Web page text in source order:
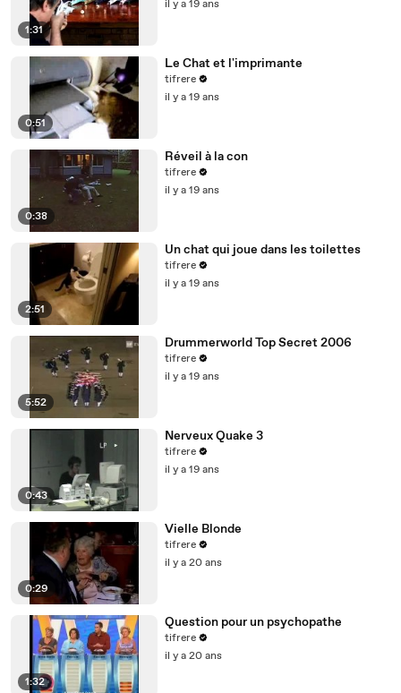
1:31
il y a 19 ans
0:51
Le Chat et l'imprimante
tifrere
il y a 19 ans
0:38
Réveil à la con
tifrere
il y a 19 ans
2:51
Un chat qui joue dans les toilettes
tifrere
il y a 19 ans
5:52
Drummerworld Top Secret 2006
tifrere
il y a 19 ans
0:43
Nerveux Quake 3
tifrere
il y a 19 ans
0:29
Vielle Blonde
tifrere
il y a 20 ans
1:32
Question pour un psychopathe
tifrere
il y a 20 ans